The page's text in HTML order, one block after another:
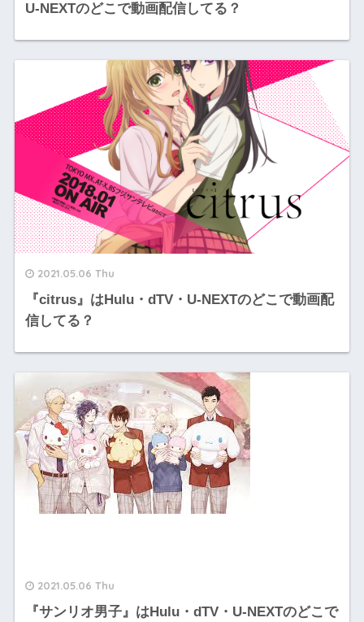
U-NEXTのどこで動画配信してる？
2021.05.06 Thu
『citrus』はHulu・dTV・U-NEXTのどこで動画配
信してる？
2021.05.06 Thu
『サンリオ男子』はHulu・dTV・U-NEXTのどこで